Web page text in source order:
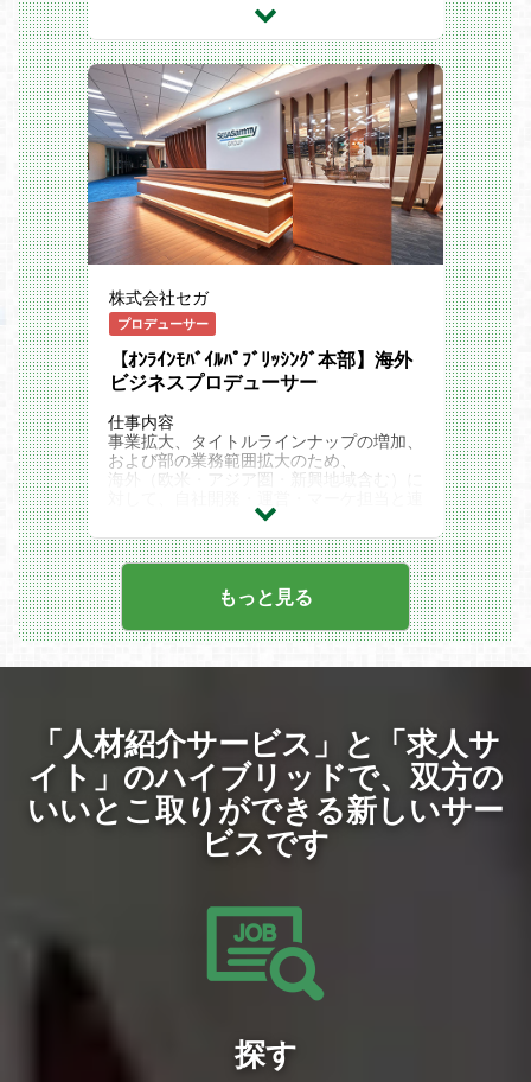
たい
・チームワークを大事にする企業で働きた
・組織マネジメントにも携わっていきたい
応募資格
【MUST】
・開発実務経験3年以上
・下記いずれかの言語を用いた開発のご経
験
Java/PHP(Laravel必須)/Ruby/Android/K
otlin/iOS/Vue.js/React
・設計からテストまで一貫した開発のご経
【WANT】
・リーダー/サブリーダーのご経験(小規模
チームでもOK)
・要件定義や進捗管理
・後輩育成のご経験
・顧客折衝のご経験
※挑戦意欲を重視します！
必ずしも全ての経験があり、精通してい
※「変更の範囲」とは、将来の配置転換な
ンと密に連携を図り、予算管理から進行管
理まで幅広く担当し、事業の成長にともに
コミットできることが魅力です。
【具体的な業務内容】
・クリエイターがゲーム作りに専念できる
環境の構築
・担当分野におけるタスク管理/進行管理
・担当分野における予算計画とコスト管理
・生産性向上に向けたPDCA施策の立案・
着手
・デザイン組織に関わるオペレーション業
務の運営
・外部関係会社とのリレーション構築
・トラブルシューティング
株式会社セガ
プロデューサー
【ｵﾝﾗｲﾝﾓﾊﾞｲﾙﾊﾟﾌﾞﾘｯｼﾝｸﾞ本部】海外
ビジネスプロデューサー
仕事内容
事業拡大、タイトルラインナップの増加、
および部の業務範囲拡大のため、
海外（欧米・アジア圏・新興地域含む）に
携・協力し、オンライン・モバイルゲーム
のビジネスプロデューサーを担当していた
だける方を募集いたします。
＜具体的業務＞
・プロデュース業務（海外企業との交渉・
契約、社内パブリッシュ体制の構築、担当
ルにおける改善施策など）
務
・上記を開発や運営、マーケティングとと
もに進行
もっと見る
「人材紹介サービス」と「求人サ
イト」のハイブリッドで、双方の
いいとこ取りができる新しいサー
ビスです
探す